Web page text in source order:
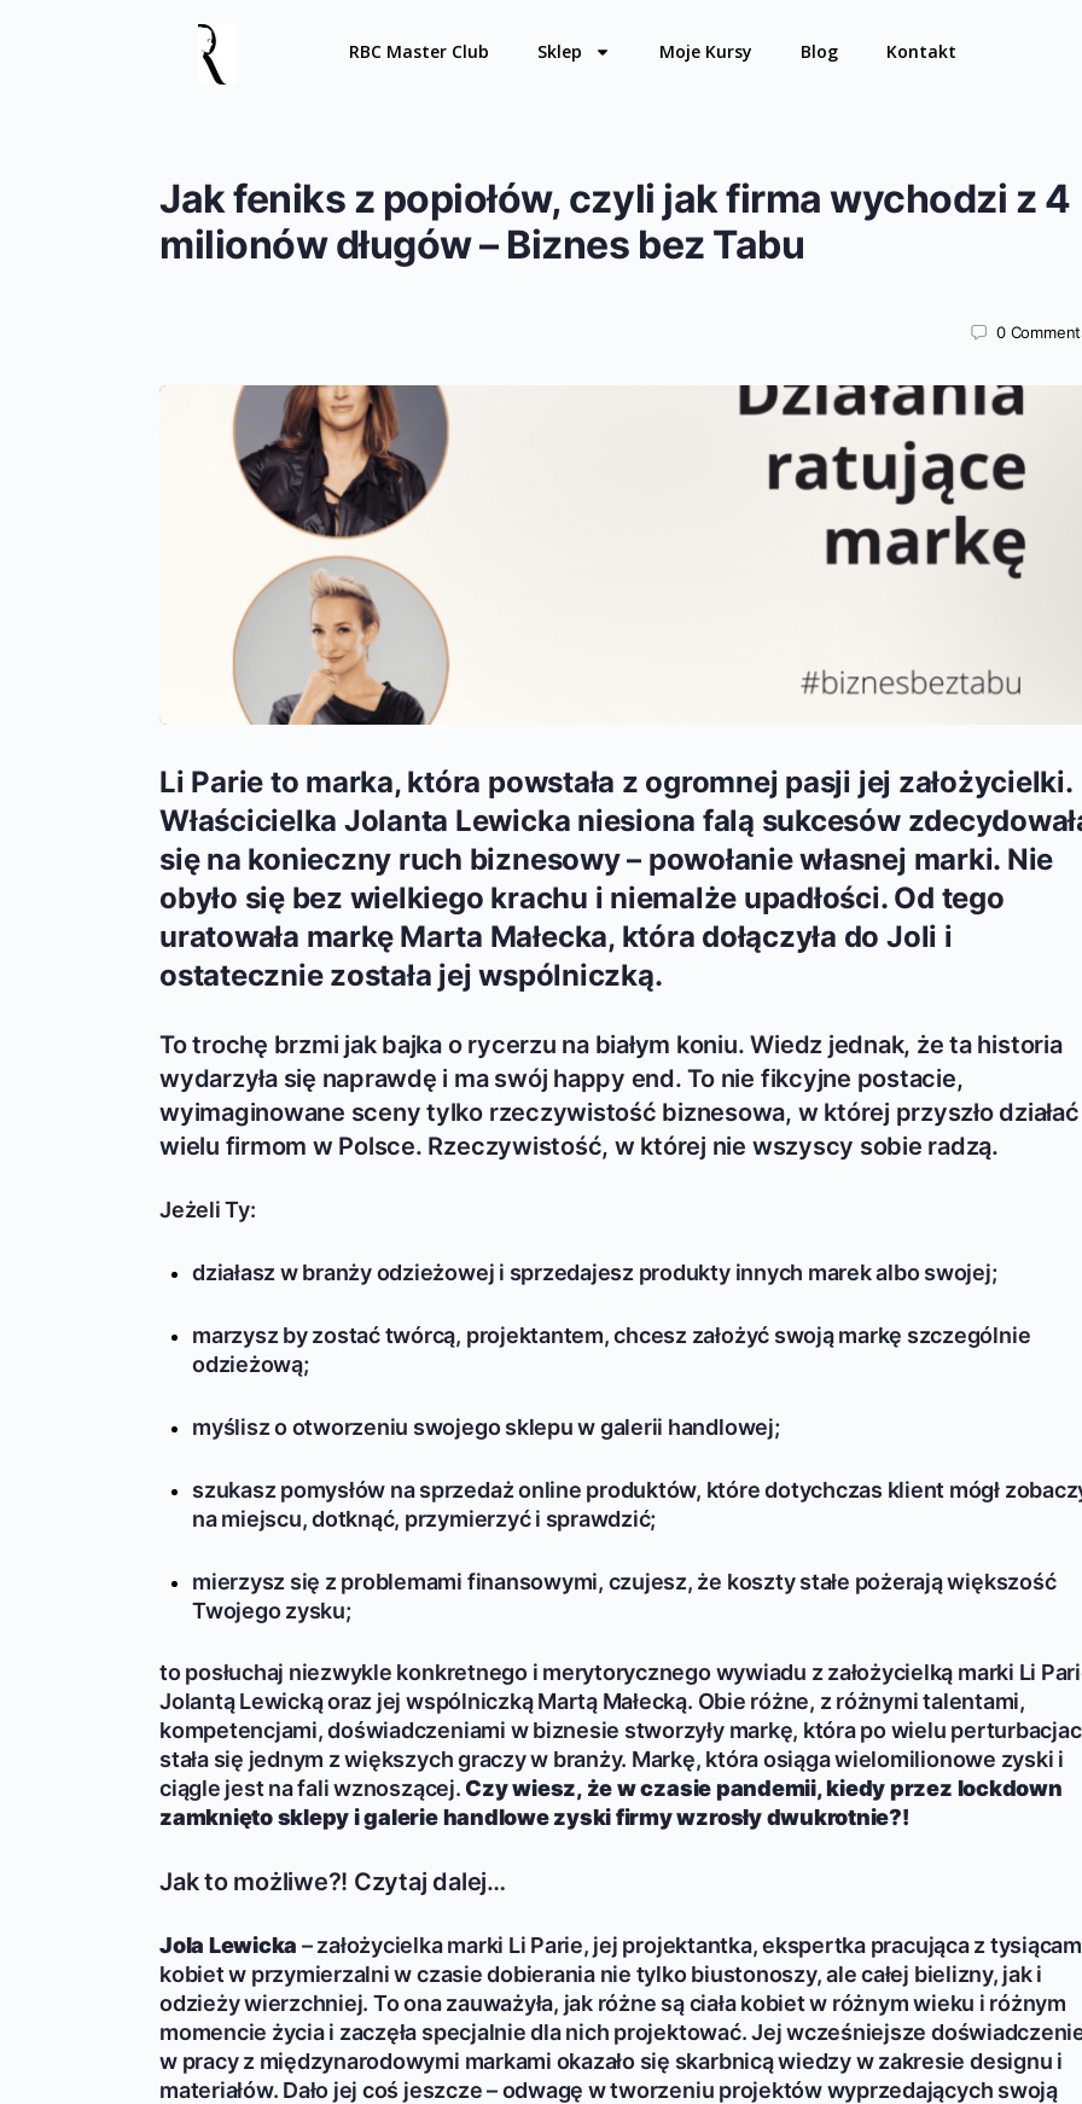
RBC Master Club Sklep Moje Kursy Blog Kontakt
Jak feniks z popiołów, czyli jak firma wychodzi z 4
milionów długów – Biznes bez Tabu
0
Li Parie to marka, która powstała z ogromnej pasji jej założycielki.
Właścicielka Jolanta Lewicka niesiona falą sukcesów
się na konieczny ruch biznesowy – powołanie własnej marki. Nie
obyło się bez wielkiego krachu i niemalże upadłości. Od tego
uratowała markę Marta Małecka, która dołączyła do Joli i
ostatecznie została jej wspólniczką.
To trochę brzmi jak bajka o rycerzu na białym koniu. Wiedz jednak, że ta historia
wydarzyła się naprawdę i ma swój happy end. To nie fikcyjne postacie,
wyimaginowane sceny tylko rzeczywistość biznesowa, w której przyszło działać
wielu firmom w Polsce. Rzeczywistość, w której nie wszyscy sobie radzą.
Jeżeli Ty:
działasz w branży odzieżowej i sprzedajesz produkty innych marek albo swojej;
marzysz by zostać twórcą, projektantem, chcesz założyć swoją markę szczególnie
odzieżową;
myślisz o otworzeniu swojego sklepu w galerii handlowej;
szukasz pomysłów na sprzedaż online produktów, które dotychczas klient mógł
na miejscu, dotknąć, przymierzyć i sprawdzić;
mierzysz się z problemami finansowymi, czujesz, że koszty stałe pożerają większość
Twojego zysku;
to posłuchaj niezwykle konkretnego i merytorycznego wywiadu z założycielką marki Li
Jolantą Lewicką oraz jej wspólniczką Martą Małecką. Obie różne, z różnymi talentami,
kompetencjami, doświadczeniami w biznesie stworzyły markę, która po wielu
stała się jednym z większych graczy w branży. Markę, która osiąga wielomilionowe zyski i
ciągle jest na fali wznoszącej.Czy wiesz, że w czasie pandemii, kiedy przez lockdown
zamknięto sklepy i galerie handlowe zyski firmy wzrosły dwukrotnie?!
Jak to możliwe?! Czytaj dalej…
Jola Lewicka – założycielka marki Li Parie, jej projektantka, ekspertka pracująca z
kobiet w przymierzalni w czasie dobierania nie tylko biustonoszy, ale całej bielizny, jak i
odzieży wierzchniej. To ona zauważyła, jak różne są ciała kobiet w różnym wieku i różnym
momencie życia i zaczęła specjalnie dla nich projektować. Jej wcześniejsze
w pracy z międzynarodowymi markami okazało się skarbnicą wiedzy w zakresie designu i
materiałów. Dało jej coś jeszcze – odwagę w tworzeniu projektów wyprzedających swoją